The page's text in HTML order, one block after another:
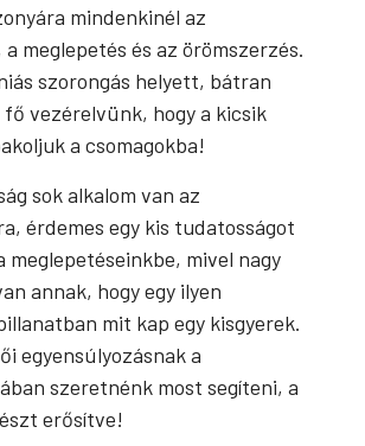
mindenkinél az
meglepetés és az örömszerzés.
szorongás helyett, bátran
vezérelvünk, hogy a kicsik
a csomagokba!
sok alkalom van az
érdemes egy kis tudatosságot
meglepetéseinkbe, mivel nagy
annak, hogy egy ilyen
mit kap egy kisgyerek.
egyensúlyozásnak a
szeretnénk most segíteni, a
erősítve!